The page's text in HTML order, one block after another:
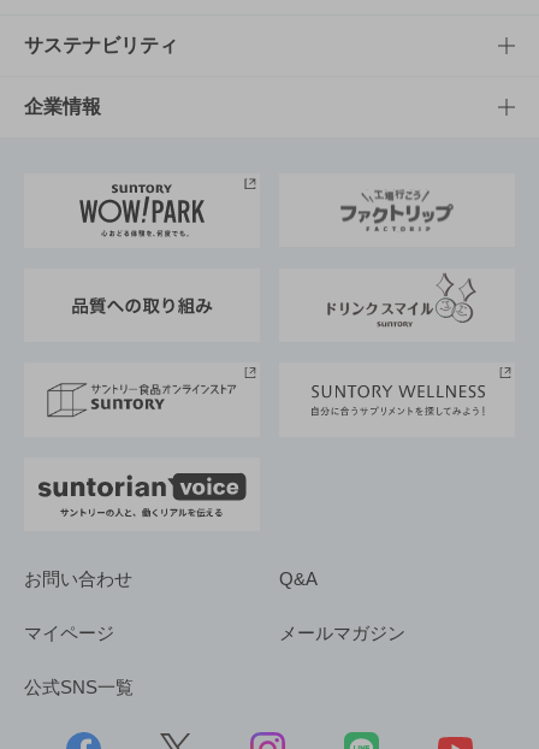
商品発売情報
栄養成分一覧
キャンペーン
工場見学
地域情報
文化・スポーツTOP
サントリーホール
サントリーサンバーズ大阪
サステナビリティ
サステナビリティTOP
サントリーが考えるサステナビリティ経営
企業情報
企業概要
採用情報
お問い合わせ Q&A
マイページ メールマガジン
公式SNS一覧